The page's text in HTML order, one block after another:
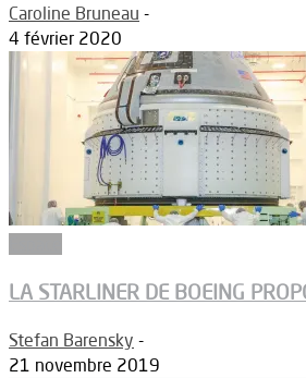
Caroline Bruneau -
4 février 2020
LA STARLINER DE BOEING
Stefan Barensky -
21 novembre 2019